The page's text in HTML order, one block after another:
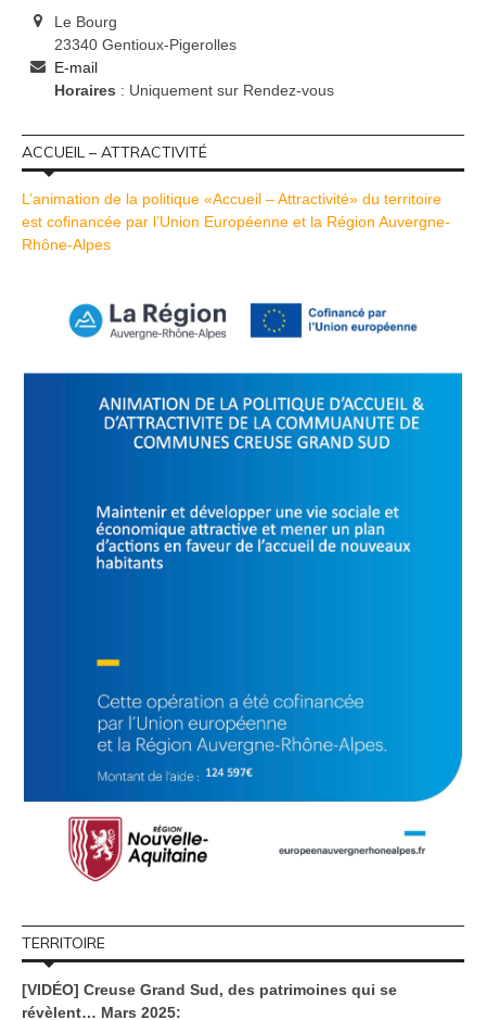
Le Bourg
23340 Gentioux-Pigerolles
E-mail
Horaires : Uniquement sur Rendez-vous
ACCUEIL – ATTRACTIVITÉ
L’animation de la politique «Accueil – Attractivité» du territoire
est cofinancée par l’Union Européenne et la Région Auvergne-
Rhône-Alpes
TERRITOIRE
[VIDÉO] Creuse Grand Sud, des patrimoines qui se
révèlent… Mars 2025: